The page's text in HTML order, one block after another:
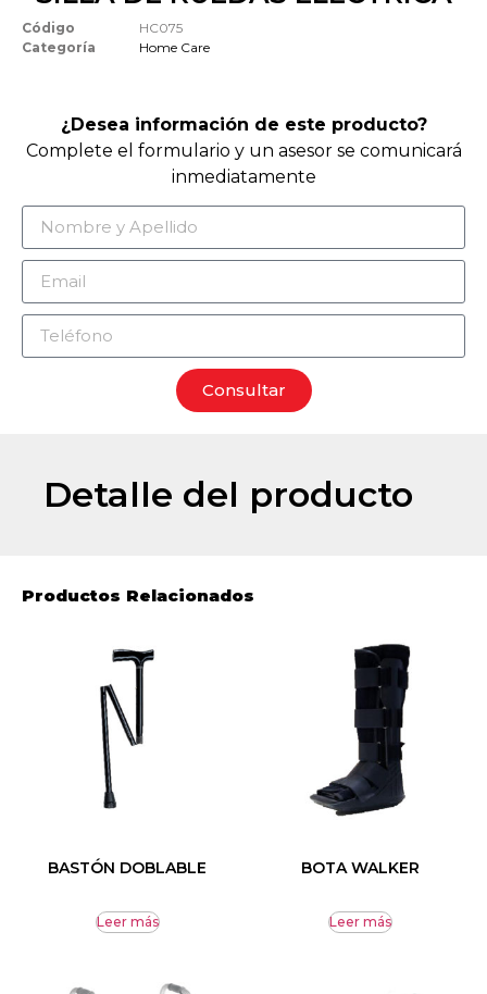
Código
HC075
Categoría
Home Care
¿Desea información de este producto?
Complete el formulario y un asesor se comunicará
inmediatamente
Consultar
Detalle del producto
Productos Relacionados
BASTÓN DOBLABLE
Leer más
BOTA WALKER
Leer más